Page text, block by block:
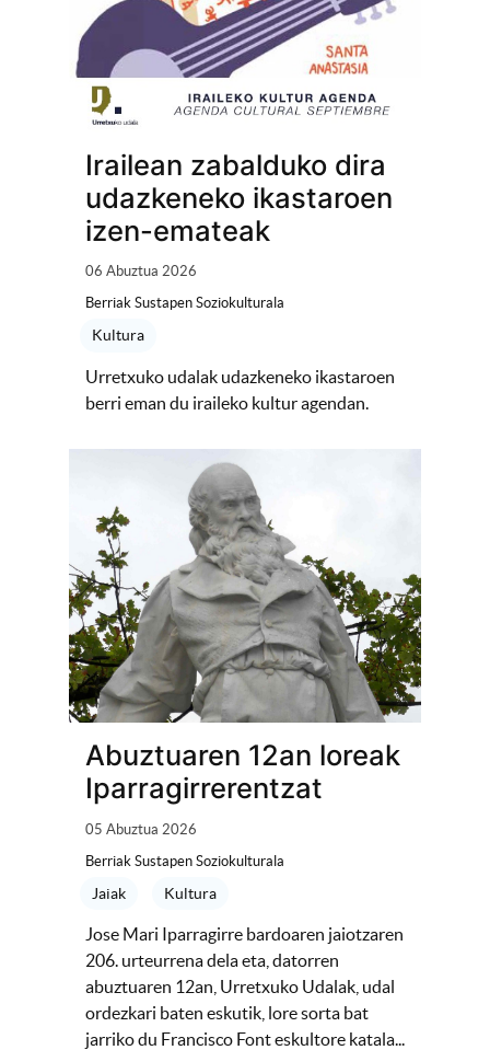
Irailean zabalduko dira
udazkeneko ikastaroen
izen-emateak
06 Abuztua 2026
Berriak Sustapen Soziokulturala
Kultura
Urretxuko udalak udazkeneko ikastaroen
berri eman du iraileko kultur agendan.
Abuztuaren 12an loreak
Iparragirrerentzat
05 Abuztua 2026
Berriak Sustapen Soziokulturala
Jaiak Kultura
Jose Mari Iparragirre bardoaren jaiotzaren
206. urteurrena dela eta, datorren
abuztuaren 12an, Urretxuko Udalak, udal
ordezkari baten eskutik, lore sorta bat
jarriko du Francisco Font eskultore katala...